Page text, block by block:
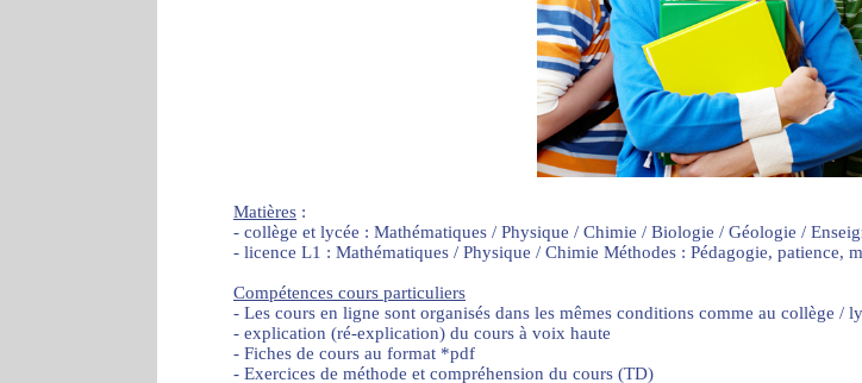
Matières :
- collège et lycée : Mathématiques / Physique / Chimie / Biologie / Géologie /
- licence L1 : Mathématiques / Physique / Chimie Méthodes : Pédagogie, patience,
Compétences cours particuliers
- Les cours en ligne sont organisés dans les mêmes conditions comme au collège /
- explication (ré-explication) du cours à voix haute
- Fiches de cours au format *pdf
- Exercices de méthode et compréhension du cours (TD)